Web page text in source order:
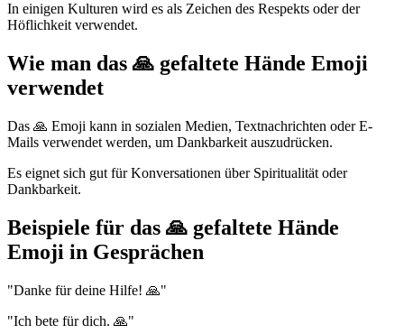
In einigen Kulturen wird es als Zeichen des Respekts oder der
Höflichkeit verwendet.
Wie man das 🙏 gefaltete Hände Emoji
verwendet
Das 🙏 Emoji kann in sozialen Medien, Textnachrichten oder E-
Mails verwendet werden, um Dankbarkeit auszudrücken.
Es eignet sich gut für Konversationen über Spiritualität oder
Dankbarkeit.
Beispiele für das 🙏 gefaltete Hände
Emoji in Gesprächen
"Danke für deine Hilfe! 🙏"
"Ich bete für dich. 🙏"